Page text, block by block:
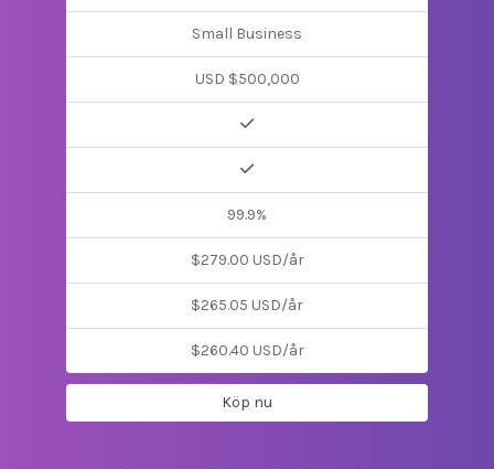
Small Business
USD $500,000
99.9%
$279.00 USD/år
$265.05 USD/år
$260.40 USD/år
Köp nu